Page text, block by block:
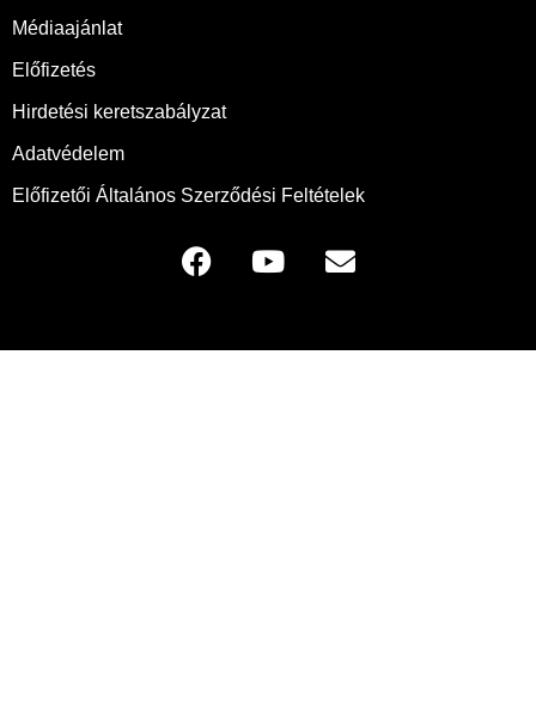
Médiaajánlat
Előfizetés
Hirdetési keretszabályzat
Adatvédelem
Előfizetői Általános Szerződési Feltételek